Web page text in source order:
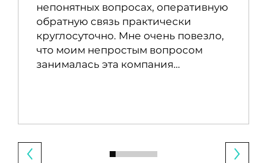
непонятных вопросах, оперативную
обратную связь практически
круглосуточно. Мне очень повезло,
что моим непростым вопросом
занималась эта компания…